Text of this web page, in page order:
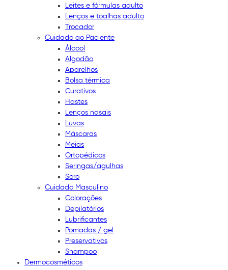
Leites e fórmulas adulto
Lenços e toalhas adulto
Trocador
Cuidado ao Paciente
Álcool
Algodão
Aparelhos
Bolsa térmica
Curativos
Hastes
Lenços nasais
Luvas
Máscaras
Meias
Ortopédicos
Seringas/agulhas
Soro
Cuidado Masculino
Colorações
Depilatórios
Lubrificantes
Pomadas / gel
Preservativos
Shampoo
Dermocosméticos